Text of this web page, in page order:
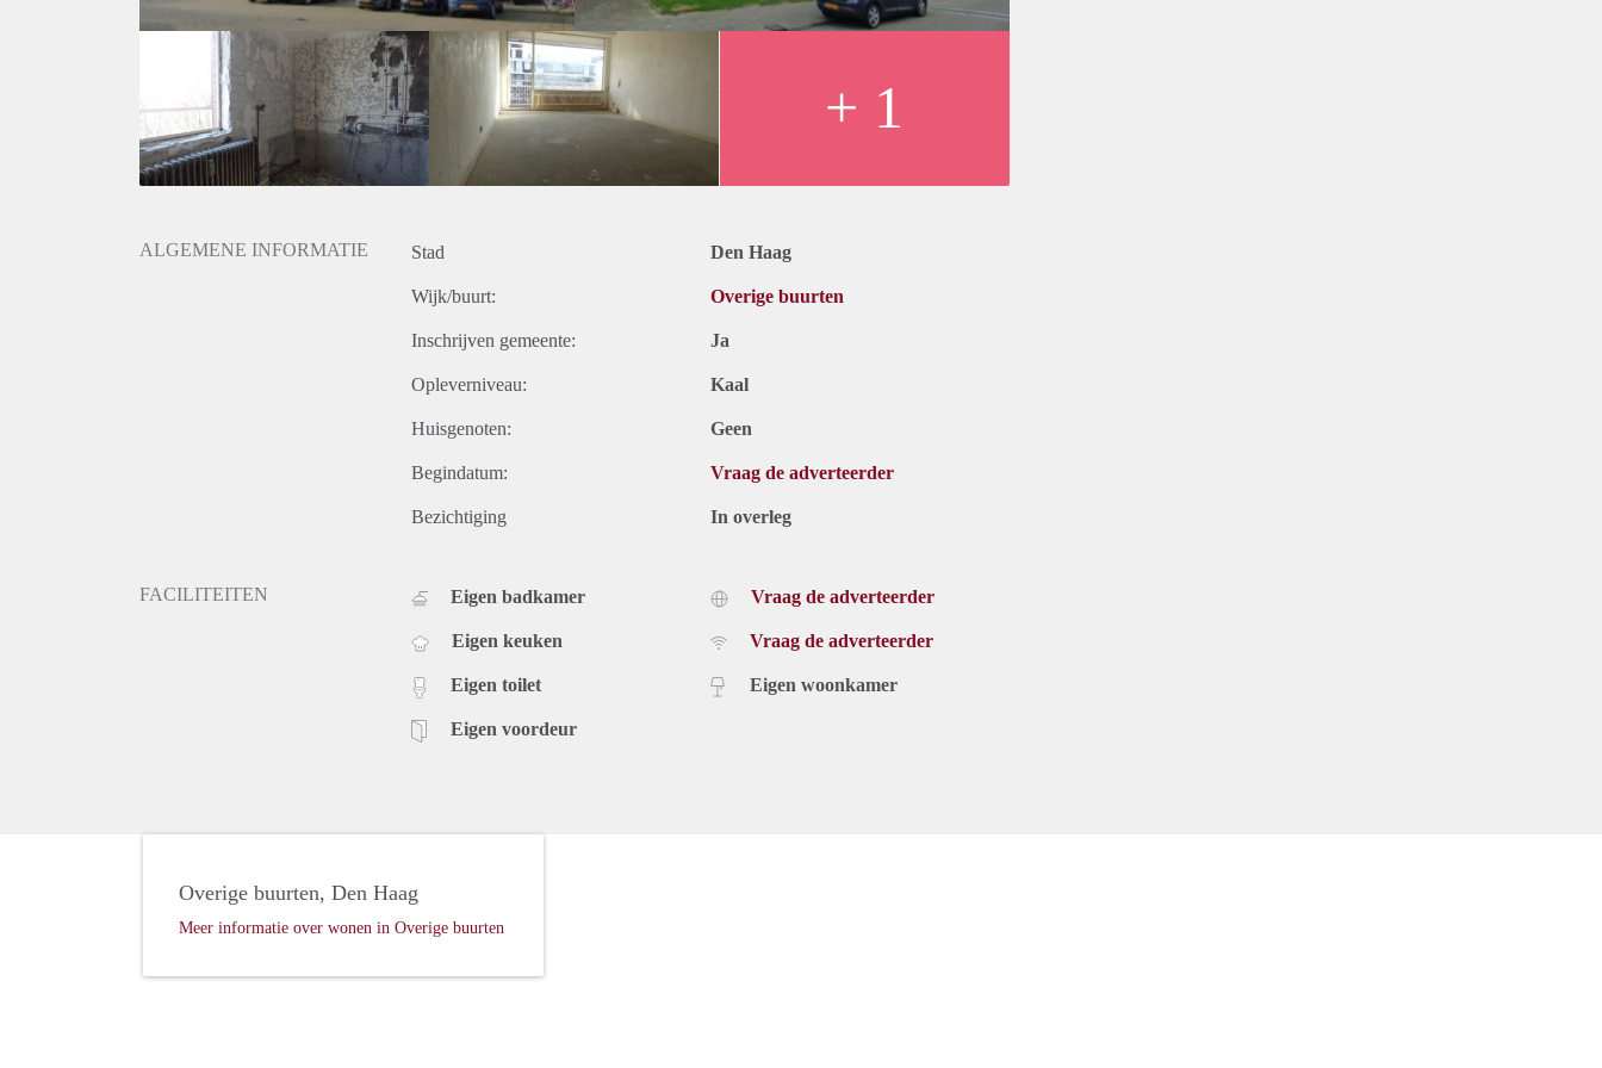
+ 1
ALGEMENE INFORMATIE Stad Den Haag
Wijk/buurt: Overige buurten
Inschrijven gemeente: Ja
Opleverniveau: Kaal
Huisgenoten: Geen
Begindatum: Vraag de adverteerder
Bezichtiging In overleg
FACILITEITEN Eigen badkamer
Eigen keuken
Eigen toilet
Eigen voordeur
Vraag de adverteerder
Vraag de adverteerder
Eigen woonkamer
Overige buurten, Den Haag
Meer informatie over wonen in Overige buurten